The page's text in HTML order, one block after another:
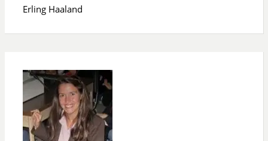
Erling Haaland